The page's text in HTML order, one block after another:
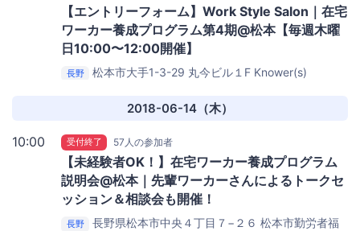
【エントリーフォーム】Work Style Salon｜在宅
ワーカー養成プログラム第4期@松本【毎週木曜
日10:00〜12:00開催】
長野 松本市大手1-3-29 丸今ビル１F Knower(s)
2018-06-14（木）
10:00 受付終了 57人の参加者
【未経験者OK！】在宅ワーカー養成プログラム
説明会@松本｜先輩ワーカーさんによるトークセ
ッション＆相談会も開催！
長野 長野県松本市中央４丁目７−２６ 松本市勤労者福